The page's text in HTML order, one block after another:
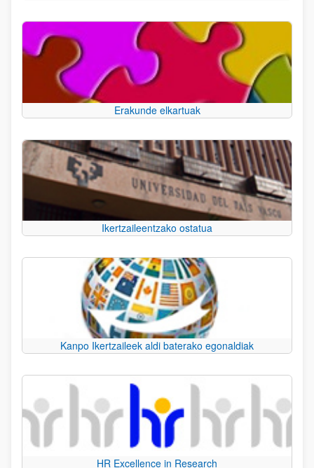
Erakunde elkartuak
Ikertzaileentzako ostatua
Kanpo Ikertzaileek aldi baterako egonaldiak
HR Excellence in Research